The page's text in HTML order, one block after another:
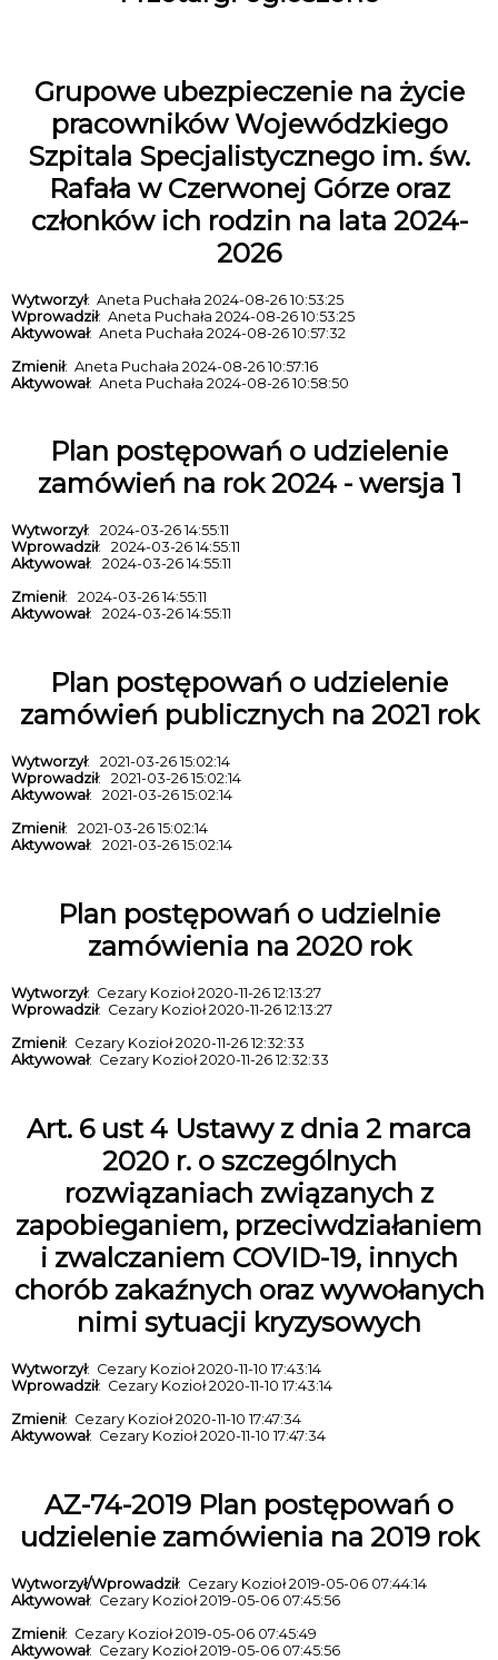
Grupowe ubezpieczenie na życie
pracowników Wojewódzkiego
Szpitala Specjalistycznego im. św.
Rafała w Czerwonej Górze oraz
członków ich rodzin na lata 2024-
2026
Wytworzył: Aneta Puchała 2024-08-26 10:53:25
Wprowadził: Aneta Puchała 2024-08-26 10:53:25
Aktywował: Aneta Puchała 2024-08-26 10:57:32
Zmienił: Aneta Puchała 2024-08-26 10:57:16
Aktywował: Aneta Puchała 2024-08-26 10:58:50
Plan postępowań o udzielenie
zamówień na rok 2024 - wersja 1
Wytworzył: 2024-03-26 14:55:11
Wprowadził: 2024-03-26 14:55:11
Aktywował: 2024-03-26 14:55:11
Zmienił: 2024-03-26 14:55:11
Aktywował: 2024-03-26 14:55:11
Plan postępowań o udzielenie
zamówień publicznych na 2021 rok
Wytworzył: 2021-03-26 15:02:14
Wprowadził: 2021-03-26 15:02:14
Aktywował: 2021-03-26 15:02:14
Zmienił: 2021-03-26 15:02:14
Aktywował: 2021-03-26 15:02:14
Plan postępowań o udzielnie
zamówienia na 2020 rok
Wytworzył: Cezary Kozioł 2020-11-26 12:13:27
Wprowadził: Cezary Kozioł 2020-11-26 12:13:27
Zmienił: Cezary Kozioł 2020-11-26 12:32:33
Aktywował: Cezary Kozioł 2020-11-26 12:32:33
Art. 6 ust 4 Ustawy z dnia 2 marca
2020 r. o szczególnych
rozwiązaniach związanych z
zapobieganiem, przeciwdziałaniem
i zwalczaniem COVID-19, innych
chorób zakaźnych oraz wywołanych
nimi sytuacji kryzysowych
Wytworzył: Cezary Kozioł 2020-11-10 17:43:14
Wprowadził: Cezary Kozioł 2020-11-10 17:43:14
Zmienił: Cezary Kozioł 2020-11-10 17:47:34
Aktywował: Cezary Kozioł 2020-11-10 17:47:34
AZ-74-2019 Plan postępowań o
udzielenie zamówienia na 2019 rok
Wytworzył/Wprowadził: Cezary Kozioł 2019-05-06 07:44:14
Aktywował: Cezary Kozioł 2019-05-06 07:45:56
Zmienił: Cezary Kozioł 2019-05-06 07:45:49
Aktywował: Cezary Kozioł 2019-05-06 07:45:56